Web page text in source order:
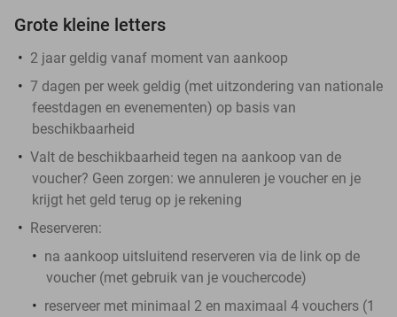
Grote kleine letters
2 jaar geldig vanaf moment van aankoop
7 dagen per week geldig (met uitzondering van nationale
feestdagen en evenementen) op basis van
beschikbaarheid
Valt de beschikbaarheid tegen na aankoop van de
voucher? Geen zorgen: we annuleren je voucher en je
krijgt het geld terug op je rekening
Reserveren:
na aankoop uitsluitend reserveren via de link op de
voucher (met gebruik van je vouchercode)
reserveer met minimaal 2 en maximaal 4 vouchers (1